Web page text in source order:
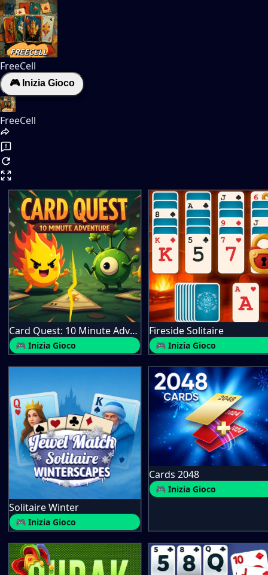
FreeCell
🎮 Inizia Gioco
FreeCell
Card Quest: 10 Minute Adventure
🎮 Inizia Gioco
Fireside Solitaire
🎮 Inizia Gioco
Solitaire Winter
🎮 Inizia Gioco
Cards 2048
🎮 Inizia Gioco